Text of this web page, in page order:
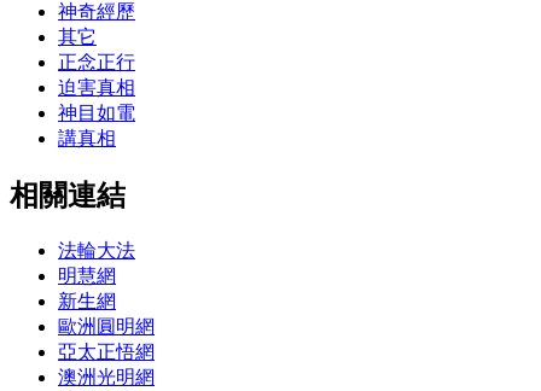
神奇經歷
其它
正念正行
迫害真相
神目如電
講真相
相關連結
法輪大法
明慧網
新生網
歐洲圓明網
亞太正悟網
澳洲光明網